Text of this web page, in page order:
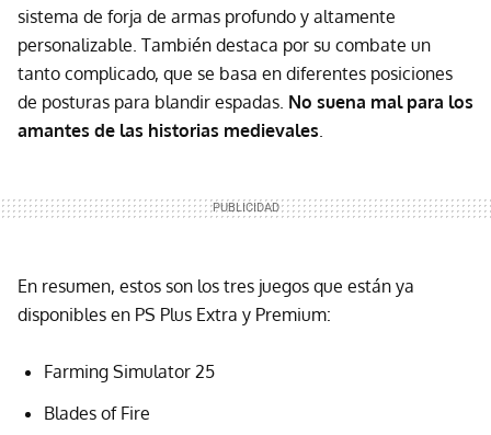
sistema de forja de armas profundo y altamente
personalizable. También destaca por su combate un
tanto complicado, que se basa en diferentes posiciones
de posturas para blandir espadas. No suena mal para los
amantes de las historias medievales
En resumen, estos son los tres juegos que están ya
disponibles en PS Plus Extra y Premium:
Farming Simulator 25
Blades of Fire